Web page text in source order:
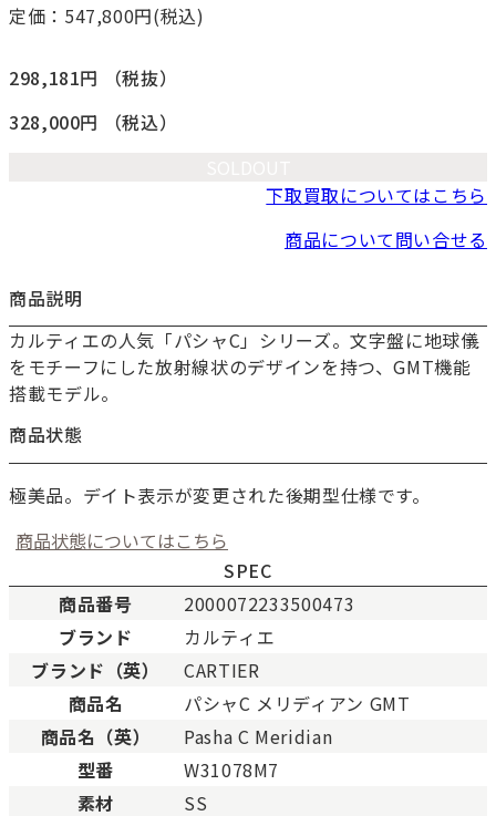
定価：547,800円(税込)
298,181円
（税抜）
328,000円
（税込）
下取買取についてはこちら
商品について問い合せる
商品説明
カルティエの人気「パシャC」シリーズ。文字盤に地球儀
をモチーフにした放射線状のデザインを持つ、GMT機能
搭載モデル。
商品状態
極美品。デイト表示が変更された後期型仕様です。
商品状態についてはこちら
未使用
SAランク未使用同様品。数回使用し
Aランク 僅かな傷、汚れはあります
ABランク少々使用感はありますが、
Bランク
SPEC
商品番号
2000072233500473
ブランド
カルティエ
ブランド（英）
CARTIER
商品名
パシャC メリディアン GMT
商品名（英）
Pasha C Meridian
型番
W31078M7
素材
SS